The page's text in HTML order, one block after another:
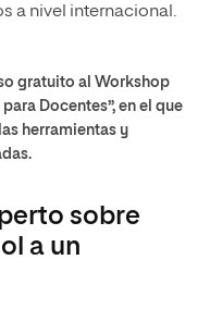
a nivel internacional.
gratuito al Workshop
Docentes”, en el que
herramientas y
sobre
a un